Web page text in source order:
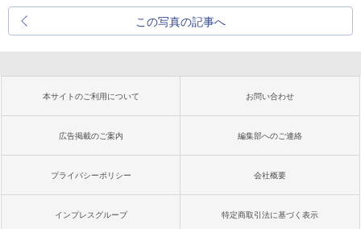
この写真の記事へ
本サイトのご利用について お問い合わせ
広告掲載のご案内 編集部へのご連絡
プライバシーポリシー 会社概要
インプレスグループ 特定商取引法に基づく表示